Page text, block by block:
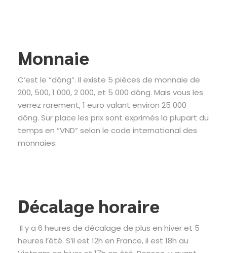
Monnaie
C’est le “dông”. Il existe 5 pièces de monnaie de
200, 500, 1 000, 2 000, et 5 000 dông. Mais vous les
verrez rarement, 1 euro valant environ 25 000
dông. Sur place les prix sont exprimés la plupart du
temps en “VND” selon le code international des
monnaies.
Décalage horaire
Il y a 6 heures de décalage de plus en hiver et 5
heures l’été. S’il est 12h en France, il est 18h au